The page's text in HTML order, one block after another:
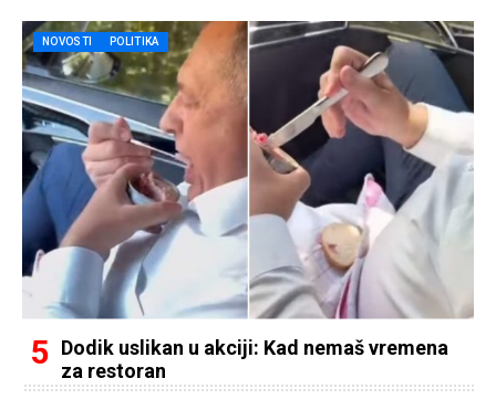
NOVOSTI POLITIKA
Dodik uslikan u akciji: Kad nemaš vremena
za restoran